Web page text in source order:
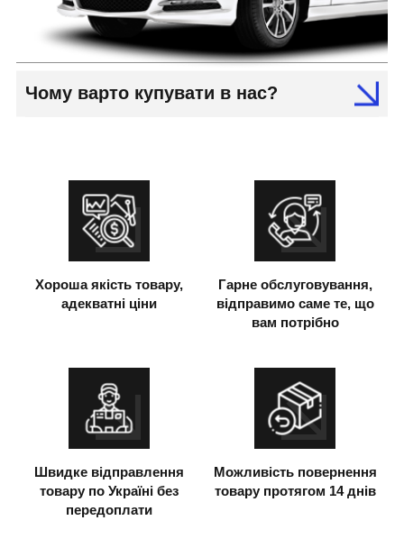
Чому варто купувати в нас?
Хороша якість товару,
адекватні ціни
Гарне обслуговування,
відправимо саме те, що
вам потрібно
Швидке відправлення
товару по Україні без
передоплати
Можливість повернення
товару протягом 14 днів